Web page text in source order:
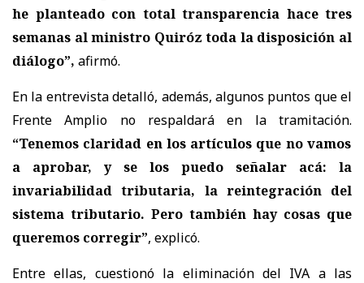
he planteado con total transparencia hace tres
semanas al ministro Quiróz toda la disposición al
diálogo”, afirmó.
En la entrevista detalló, además, algunos puntos que el
Frente Amplio no respaldará en la tramitación.
“Tenemos claridad en los artículos que no vamos
a aprobar, y se los puedo señalar acá: la
invariabilidad tributaria, la reintegración del
sistema tributario. Pero también hay cosas que
queremos corregir”, explicó.
Entre ellas, cuestionó la eliminación del IVA a las